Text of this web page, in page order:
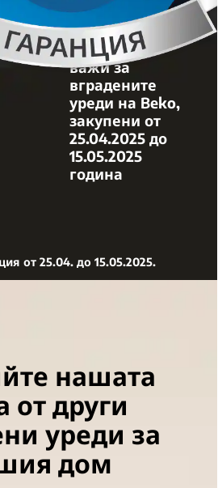
Удължената
гаранция
важи за
вградените
уреди на Beko,
закупени от
25.04.2025 до
15.05.2025
година
от 25.04. до 15.05.2025.
нашата
от други
уреди за
дом